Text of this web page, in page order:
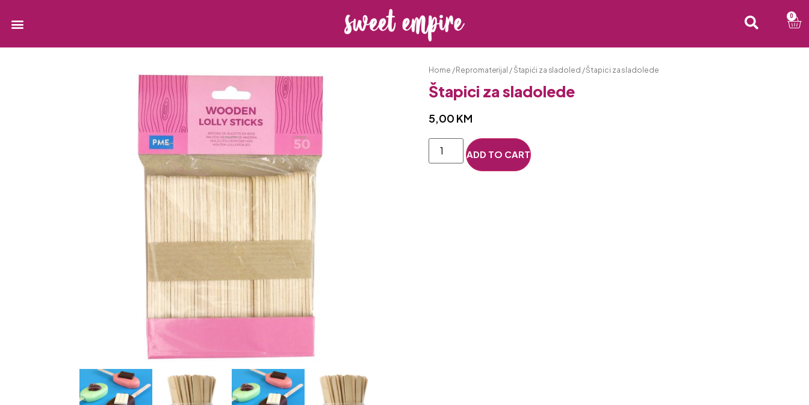
0
Home / Repromaterijal / Štapići za sladoled / Štapici za sladolede
Štapici za sladolede
5,00 KM
ADD TO CART